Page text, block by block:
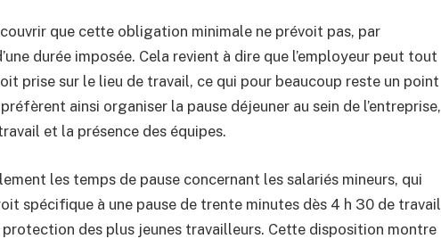
que cette obligation minimale ne prévoit pas, par
durée imposée. Cela revient à dire que l’employeur peut tout
prise sur le lieu de travail, ce qui pour beaucoup reste un point
ainsi organiser la pause déjeuner au sein de l’entreprise,
et la présence des équipes.
les temps de pause concernant les salariés mineurs, qui
spécifique à une pause de trente minutes dès 4 h 30 de travail
des plus jeunes travailleurs. Cette disposition montre